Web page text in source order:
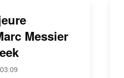
Messier